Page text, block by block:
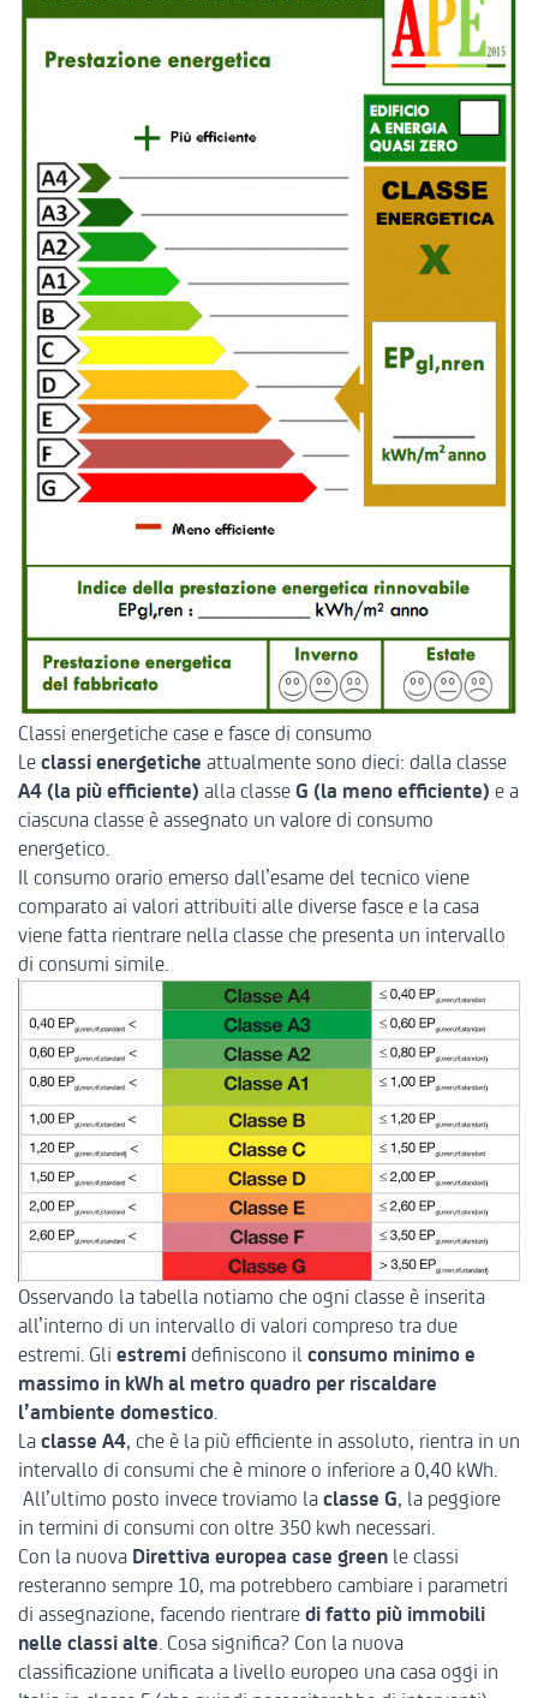
Classi energetiche case e fasce di consumo
Le classi energetiche attualmente sono dieci: dalla classe
A4 (la più efficiente) alla classe G (la meno efficiente) e a
ciascuna classe è assegnato un valore di consumo
energetico.
Il consumo orario emerso dall’esame del tecnico viene
comparato ai valori attribuiti alle diverse fasce e la casa
viene fatta rientrare nella classe che presenta un intervallo
di consumi simile.
Osservando la tabella notiamo che ogni classe è inserita
all’interno di un intervallo di valori compreso tra due
estremi. Gli estremi definiscono il consumo minimo e
massimo in kWh al metro quadro per riscaldare
l’ambiente domestico.
La classe A4, che è la più efficiente in assoluto, rientra in un
intervallo di consumi che è minore o inferiore a 0,40 kWh.
All’ultimo posto invece troviamo la classe G, la peggiore
in termini di consumi con oltre 350 kwh necessari.
Con la nuova Direttiva europea case green le classi
resteranno sempre 10, ma potrebbero cambiare i parametri
di assegnazione, facendo rientrare di fatto più immobili
nelle classi alte. Cosa significa? Con la nuova
classificazione unificata a livello europeo una casa oggi in